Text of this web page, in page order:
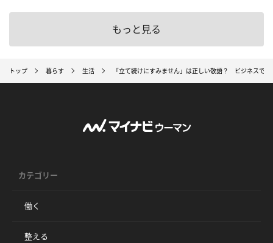
もっと見る
トップ 暮らす 生活 「立て続けにすみません」は正しい敬語？ ビジネスで
カテゴリー
働く
整える